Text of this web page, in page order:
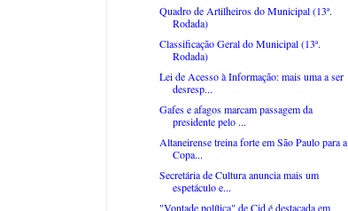
Quadro de Artilheiros do Municipal (13ª.
Rodada)
Classificação Geral do Municipal (13ª.
Rodada)
Lei de Acesso à Informação: mais uma a ser
desresp...
Gafes e afagos marcam passagem da
presidente pelo ...
Altaneirense treina forte em São Paulo para a
Copa...
Secretária de Cultura anuncia mais um
espetáculo e...
"Vontade política" de Cid é destacada em